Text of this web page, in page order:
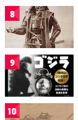
8
9
10